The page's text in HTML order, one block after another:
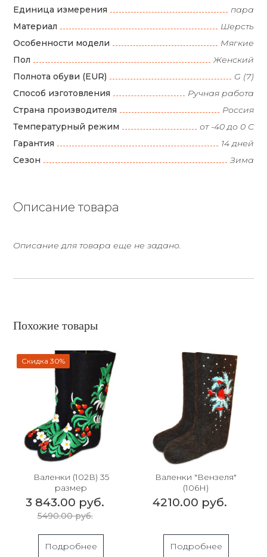
Единица измерения
пара
Материал
Шерсть
Особенности модели
Мягкие
Пол
Женский
Полнота обуви (EUR)
G (7)
Способ изготовления
Ручная работа
Страна производителя
Россия
Температурный режим
от -40 до 0 С
Гарантия
14 дней
Сезон
Зима
Описание товара
Описание для товара еще не задано.
Похожие товары
Скидка 30%
Валенки (102В) 35
размер
3 843.00 руб.
5490.00 руб.
Подробнее
Валенки "Вензеля"
(106Н)
4210.00 руб.
Подробнее